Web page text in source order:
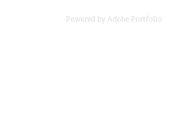
Powered byAdobe Portfolio